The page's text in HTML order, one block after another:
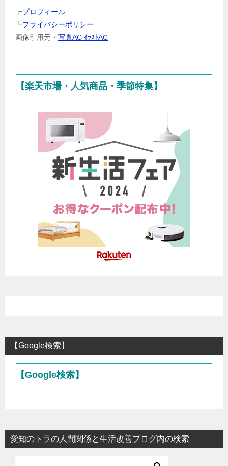
択
┏プロフィール
┗プライバシーポリシー
画像引用元・ 写真AC ｲﾗｽﾄAC
【楽天市場・人気商品・季節特集】
【Google検索】
【Google検索】
愛知のトラの人間関係と生活改善ブログ内の検索